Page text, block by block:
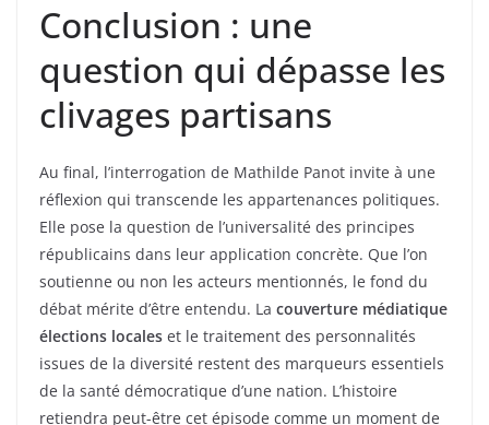
Conclusion : une
question qui dépasse les
clivages partisans
Au final, l’interrogation de Mathilde Panot invite à une
réflexion qui transcende les appartenances politiques.
Elle pose la question de l’universalité des principes
républicains dans leur application concrète. Que l’on
soutienne ou non les acteurs mentionnés, le fond du
débat mérite d’être entendu. La couverture médiatique
élections locales et le traitement des personnalités
issues de la diversité restent des marqueurs essentiels
de la santé démocratique d’une nation. L’histoire
retiendra peut-être cet épisode comme un moment de